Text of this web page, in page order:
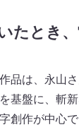
たとき
品は、永山
基盤に、斬
創作が中心